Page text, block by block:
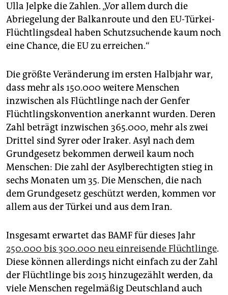
Ulla Jelpke die Zahlen. „Vor allem durch die
Abriegelung der Balkanroute und den EU-Türkei-
Flüchtlingsdeal haben Schutzsuchende kaum noch
eine Chance, die EU zu erreichen.“
Die größte Veränderung im ersten Halbjahr war,
dass mehr als 150.000 weitere Menschen
inzwischen als Flüchtlinge nach der Genfer
Flüchtlingskonvention anerkannt wurden. Deren
Zahl beträgt inzwischen 365.000, mehr als zwei
Drittel sind Syrer oder Iraker. Asyl nach dem
Grundgesetz bekommen derweil kaum noch
Menschen: Die zahl der Asylberechtigten stieg in
sechs Monaten um 35. Die Menschen, die nach
dem Grundgesetz geschützt werden, kommen vor
allem aus der Türkei und aus dem Iran.
Insgesamt erwartet das BAMF für dieses Jahr
250.000 bis 300.000 neu einreisende Flüchtlinge.
Diese können allerdings nicht einfach zu der Zahl
der Flüchtlinge bis 2015 hinzugezählt werden, da
viele Menschen regelmäßig Deutschland auch